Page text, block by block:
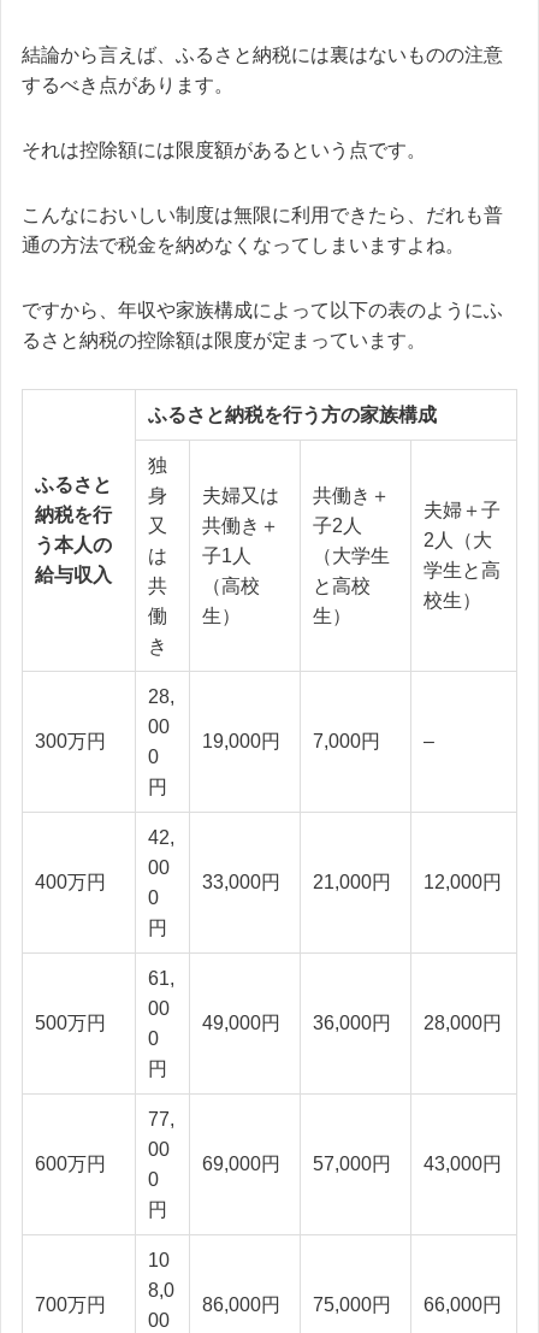
結論から言えば、ふるさと納税には裏はないものの注意
するべき点があります。
それは控除額には限度額があるという点です。
こんなにおいしい制度は無限に利用できたら、だれも普
通の方法で税金を納めなくなってしまいますよね。
ですから、年収や家族構成によって以下の表のようにふ
るさと納税の控除額は限度が定まっています。
ふるさと
納税を行
う本人の
給与収入
ふるさと納税を行う方の家族構成
独
身
又
は
共
働
き
夫婦又は
共働き＋
子1人
（高校
生）
共働き＋
子2人
（大学生
と高校
生）
夫婦＋子
2人（大
学生と高
校生）
300万円
28,
00
0
円
19,000円 7,000円 –
400万円
42,
00
0
円
33,000円 21,000円 12,000円
500万円
61,
00
0
円
49,000円 36,000円 28,000円
600万円
77,
00
0
円
69,000円 57,000円 43,000円
700万円
10
8,0
00
86,000円 75,000円 66,000円